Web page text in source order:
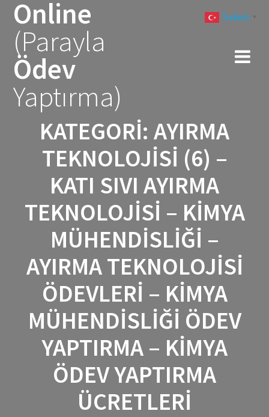
Online
(Parayla
Ödev
Yaptırma)
KATEGORI: AYIRMA
TEKNOLOJISI (6) –
KATI SIVI AYIRMA
TEKNOLOJISI – KIMYA
MÜHENDISLIĞI –
AYIRMA TEKNOLOJISI
ÖDEVLERI – KIMYA
MÜHENDISLIĞI ÖDEV
YAPTIRMA – KIMYA
ÖDEV YAPTIRMA
ÜCRETLERI
Turkish ▼